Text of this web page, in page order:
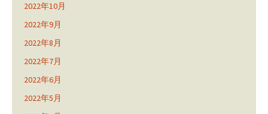
2022年10月
2022年9月
2022年8月
2022年7月
2022年6月
2022年5月